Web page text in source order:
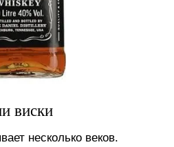
виски
несколько веков.